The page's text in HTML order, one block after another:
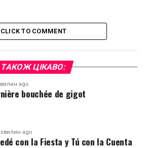
CLICK TO COMMENT
ТАКОЖ ЦІКАВО:
ago
bouchée de gigot
хвилин ago
con la Fiesta y Tú con la Cuenta